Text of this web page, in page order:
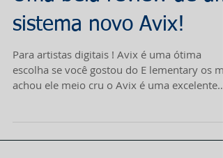
sistema novo Avix!
Para artistas digitais ! Avix é uma ótima
escolha se você gostou do E lementary os
achou ele meio cru o Avix é uma excelente